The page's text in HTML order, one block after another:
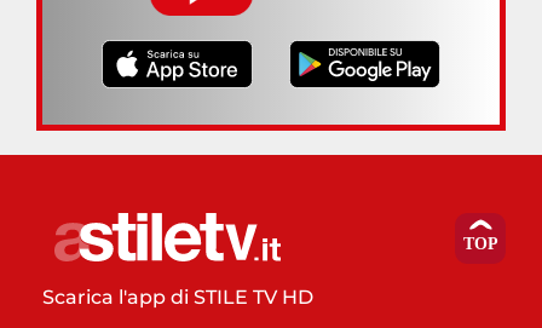
Scarica l'app di STILE TV HD